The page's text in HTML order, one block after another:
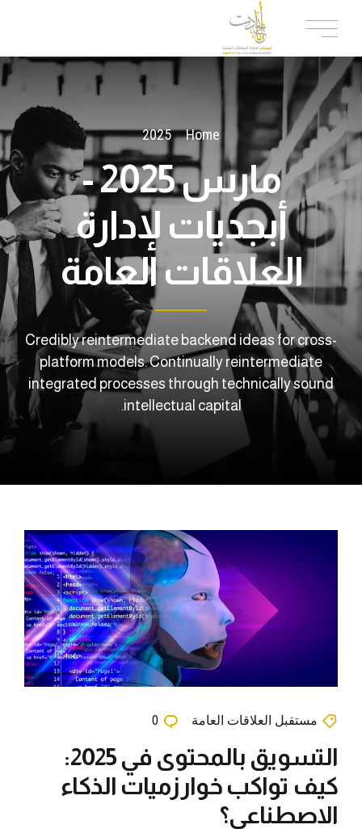
Home
2025
مارس 2025 -
أبجديات لإدارة
العلاقات العامة
Credibly reintermediate backend ideas for cross-
platform models. Continually reintermediate
integrated processes through technically sound
intellectual capital.
مستقبل العلاقات العامة 0
التسويق بالمحتوى في 2025:
كيف تواكب خوارزميات الذكاء
الاصطناعي؟